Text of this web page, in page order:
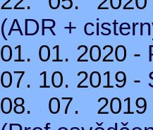
(ADR +
01. 01. 2020 -
07. 10. 2019 -
08. 07.